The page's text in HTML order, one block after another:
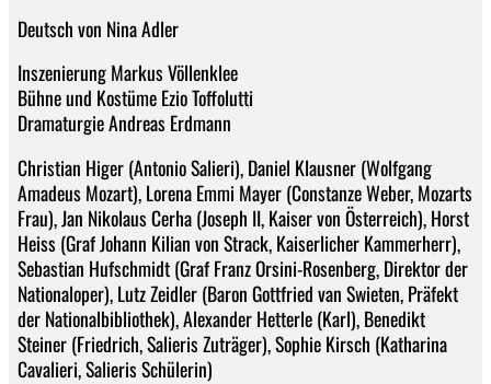
Deutsch von Nina Adler
Inszenierung Markus Völlenklee
Bühne und Kostüme Ezio Toffolutti
Dramaturgie Andreas Erdmann
Christian Higer (Antonio Salieri), Daniel Klausner (Wolfgang
Amadeus Mozart), Lorena Emmi Mayer (Constanze Weber, Mozarts
Frau), Jan Nikolaus Cerha (Joseph II, Kaiser von Österreich), Horst
Heiss (Graf Johann Kilian von Strack, Kaiserlicher Kammerherr),
Sebastian Hufschmidt (Graf Franz Orsini-Rosenberg, Direktor der
Nationaloper), Lutz Zeidler (Baron Gottfried van Swieten, Präfekt
der Nationalbibliothek), Alexander Hetterle (Karl), Benedikt
Steiner (Friedrich, Salieris Zuträger), Sophie Kirsch (Katharina
Cavalieri, Salieris Schülerin)